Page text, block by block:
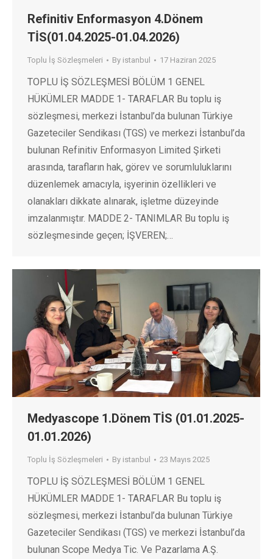
Refinitiv Enformasyon 4.Dönem
TİS(01.04.2025-01.04.2026)
Toplu İş Sözleşmeleri By istanbul 17 Haziran 2025
TOPLU İŞ SÖZLEŞMESİ BÖLÜM 1 GENEL
HÜKÜMLER MADDE 1- TARAFLAR Bu toplu iş
sözleşmesi, merkezi İstanbul’da bulunan Türkiye
Gazeteciler Sendikası (TGS) ve merkezi İstanbul’da
bulunan Refinitiv Enformasyon Limited Şirketi
arasında, tarafların hak, görev ve sorumluluklarını
düzenlemek amacıyla, işyerinin özellikleri ve
olanakları dikkate alınarak, işletme düzeyinde
imzalanmıştır. MADDE 2- TANIMLAR Bu toplu iş
sözleşmesinde geçen; İŞVEREN;…
Medyascope 1.Dönem TİS (01.01.2025-
01.01.2026)
Toplu İş Sözleşmeleri By istanbul 23 Mayıs 2025
TOPLU İŞ SÖZLEŞMESİ BÖLÜM 1 GENEL
HÜKÜMLER MADDE 1- TARAFLAR Bu toplu iş
sözleşmesi, merkezi İstanbul’da bulunan Türkiye
Gazeteciler Sendikası (TGS) ve merkezi İstanbul’da
bulunan Scope Medya Tic. Ve Pazarlama A.Ş.